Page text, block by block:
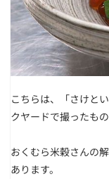
こちらは、「さけと
クヤードで撮ったも
おくむら米穀さんの
あります。